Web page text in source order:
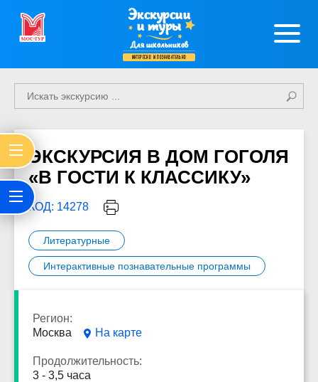
Экскурсии
и туры
Для школьников
интересно и познавательно
ЭКСКУРСИЯ В ДОМ ГОГОЛЯ
«В ГОСТИ К КЛАССИКУ»
КОД: 14278
Литературные
Интерактивные познавательные программы
Регион:
Москва
На карте
Продолжительность:
3 - 3,5 часа